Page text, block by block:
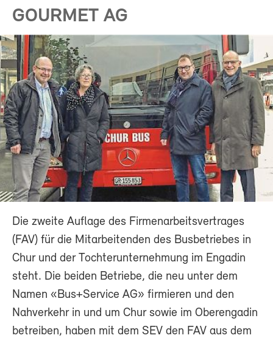
GOURMET AG
Die zweite Auflage des Firmenarbeitsvertrages
(FAV) für die Mitarbeitenden des Busbetriebes in
Chur und der Tochterunternehmung im Engadin
steht. Die beiden Betriebe, die neu unter dem
Namen «Bus+Service AG» firmieren und den
Nahverkehr in und um Chur sowie im Oberengadin
betreiben, haben mit dem SEV den FAV aus dem